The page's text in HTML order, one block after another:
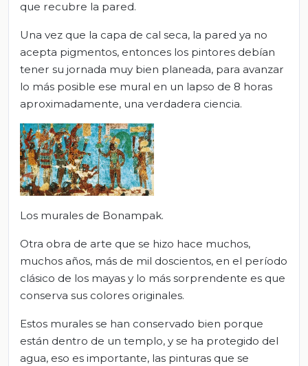
que recubre la pared.
Una vez que la capa de cal seca, la pared ya no
acepta pigmentos, entonces los pintores debían
tener su jornada muy bien planeada, para avanzar
lo más posible ese mural en un lapso de 8 horas
aproximadamente, una verdadera ciencia.
Los murales de Bonampak.
Otra obra de arte que se hizo hace muchos,
muchos años, más de mil doscientos, en el período
clásico de los mayas y lo más sorprendente es que
conserva sus colores originales.
Estos murales se han conservado bien porque
están dentro de un templo, y se ha protegido del
agua, eso es importante, las pinturas que se